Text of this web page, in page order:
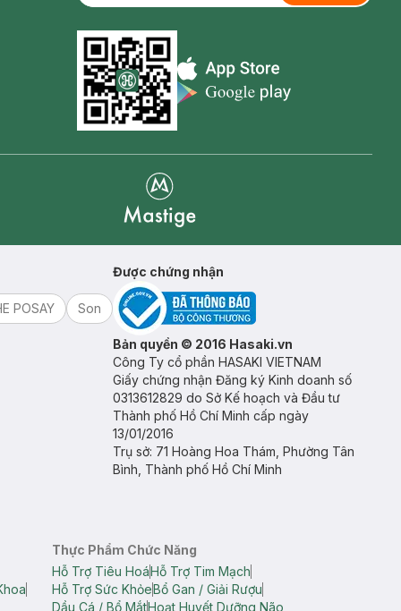
Appstore icon
POSAY
Son
Được chứng nhận
Bản quyền © 2016 Hasaki.vn
Công Ty cổ phần HASAKI VIETNAM
Giấy chứng nhận Đăng ký Kinh doanh số
0313612829 do Sở Kế hoạch và Đầu tư
Thành phố Hồ Chí Minh cấp ngày
13/01/2016
Trụ sở: 71 Hoàng Hoa Thám, Phường Tân
Bình, Thành phố Hồ Chí Minh
Thực Phẩm Chức Năng
Hỗ Trợ Tiêu HoáHỗ Trợ Tim Mạch
Hỗ Trợ Sức KhỏeBổ Gan / Giải Rượu
Dầu Cá / Bổ MắtHoạt Huyết Dưỡng Não